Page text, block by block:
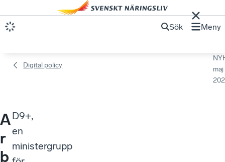
Sök Meny
Digital policy
maj
A
r
b
D9+,
en
ministergrupp